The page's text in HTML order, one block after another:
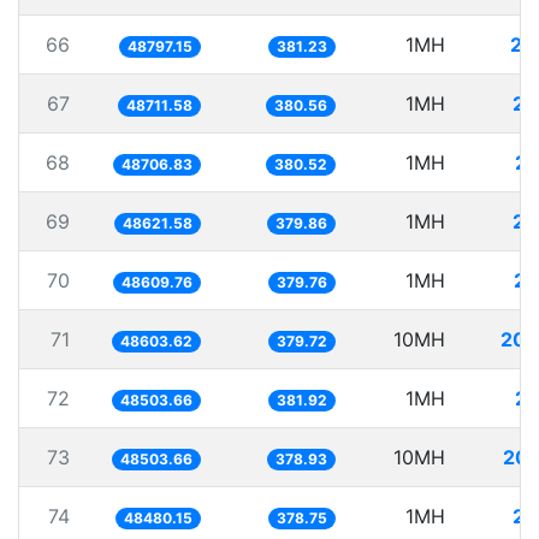
66 48797.15 381.23 1MH
67 48711.58 380.56 1MH
68 48706.83 380.52 1MH
69 48621.58 379.86 1MH
70 48609.76 379.76 1MH
71 48603.62 379.72 10MH
72 48503.66 381.92 1MH
73 48503.66 378.93 10MH
74 48480.15 378.75 1MH